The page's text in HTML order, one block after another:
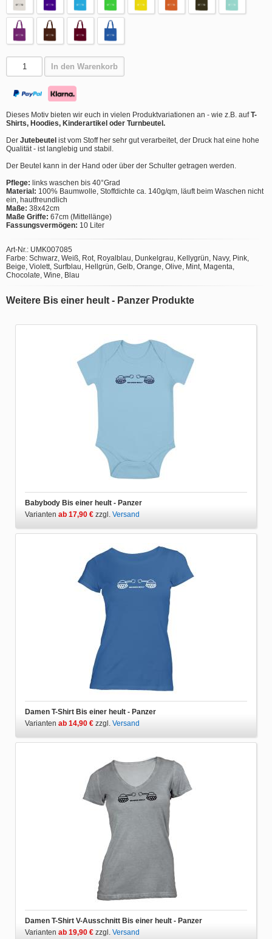
In den Warenkorb
Dieses Motiv bieten wir euch in vielen Produktvariationen an - wie z.B. aufT-
Shirts, Hoodies, Kinderartikel oder Turnbeutel.
Der Jutebeutel ist vom Stoff her sehr gut verarbeitet, der Druck hat eine hohe
Qualität - ist langlebig und stabil.
Der Beutel kann in der Hand oder über der Schulter getragen werden.
Pflege: links waschen bis 40°Grad
Material: 100% Baumwolle, Stoffdichte ca. 140g/qm, läuft beim Waschen nicht
ein, hautfreundlich
Maße: 38x42cm
Maße Griffe: 67cm (Mittellänge)
Fassungsvermögen: 10 Liter
Art-Nr.: UMK007085
Farbe: Schwarz, Weiß, Rot, Royalblau, Dunkelgrau, Kellygrün, Navy, Pink,
Beige, Violett, Surfblau, Hellgrün, Gelb, Orange, Olive, Mint, Magenta,
Chocolate, Wine, Blau
Weitere Bis einer heult - Panzer Produkte
Babybody Bis einer heult - Panzer
Varianten ab 17,90 € zzgl. Versand
Damen T-Shirt Bis einer heult - Panzer
Varianten ab 14,90 € zzgl. Versand
Damen T-Shirt V-Ausschnitt Bis einer heult - Panzer
Varianten ab 19,90 € zzgl. Versand